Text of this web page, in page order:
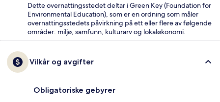
Dette overnattingsstedet deltar i Green Key (Foundation for
Environmental Education), som er en ordning som måler
overnattingsstedets påvirkning på ett eller flere av følgende
områder: miljø, samfunn, kulturarv og lokaløkonomi.
Vilkår og avgifter
Obligatoriske gebyrer